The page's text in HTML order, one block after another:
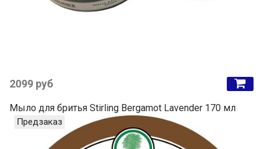
2099 руб
Мыло для бритья Stirling Bergamot Lavender 170 мл
Предзаказ